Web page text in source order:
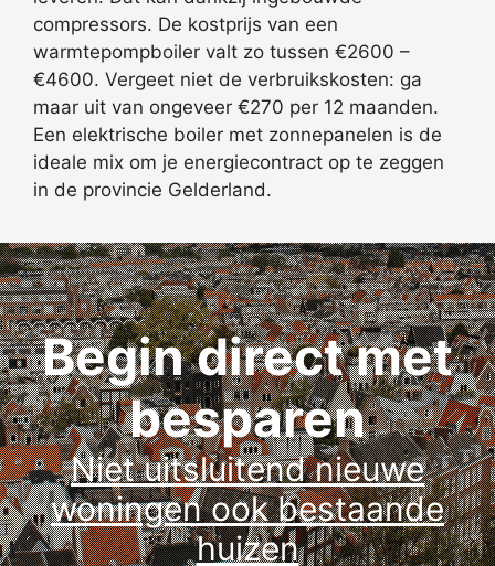
compressors. De kostprijs van een
warmtepompboiler valt zo tussen €2600 –
€4600. Vergeet niet de verbruikskosten: ga
maar uit van ongeveer €270 per 12 maanden.
Een elektrische boiler met zonnepanelen is de
ideale mix om je energiecontract op te zeggen
in de provincie Gelderland.
Begin direct met
besparen
Niet uitsluitend nieuwe
woningen ook bestaande
huizen